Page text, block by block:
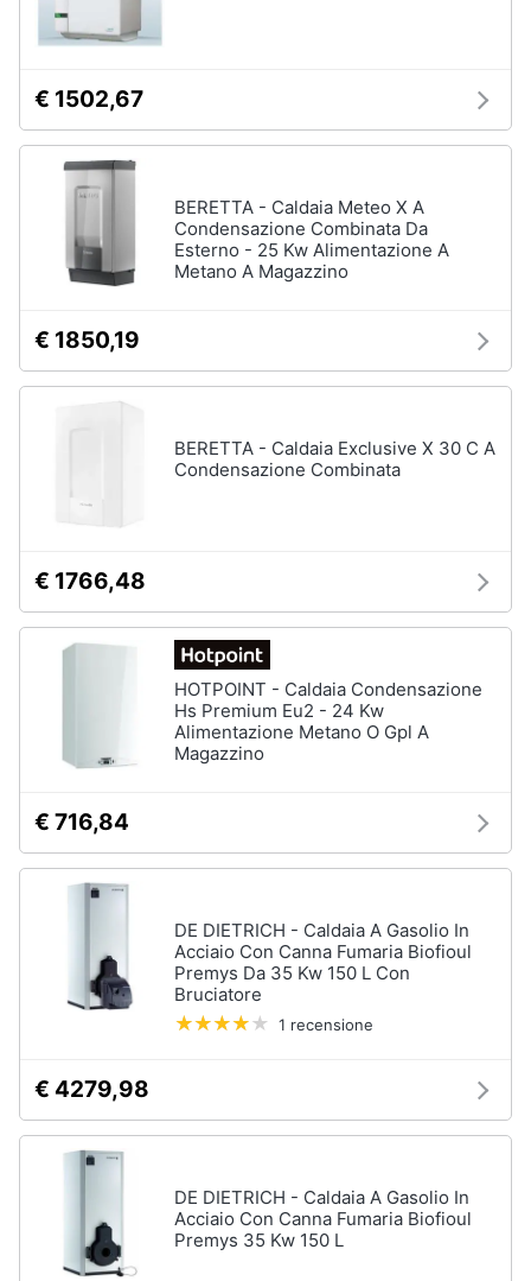
€ 1502,67
BERETTA - Caldaia Meteo X A
Condensazione Combinata Da
Esterno - 25 Kw Alimentazione A
Metano A Magazzino
€ 1850,19
BERETTA - Caldaia Exclusive X 30 C A
Condensazione Combinata
€ 1766,48
HOTPOINT - Caldaia Condensazione
Hs Premium Eu2 - 24 Kw
Alimentazione Metano O Gpl A
Magazzino
€ 716,84
DE DIETRICH - Caldaia A Gasolio In
Acciaio Con Canna Fumaria Biofioul
Premys Da 35 Kw 150 L Con
Bruciatore
1 recensione
€ 4279,98
DE DIETRICH - Caldaia A Gasolio In
Acciaio Con Canna Fumaria Biofioul
Premys 35 Kw 150 L